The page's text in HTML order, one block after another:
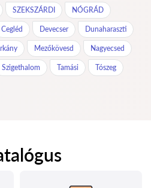
SZEKSZÁRDI NÓGRÁD
Cegléd Devecser Dunaharaszti
Mezőkövesd Nagyecsed
Szigethalom Tamási Tószeg